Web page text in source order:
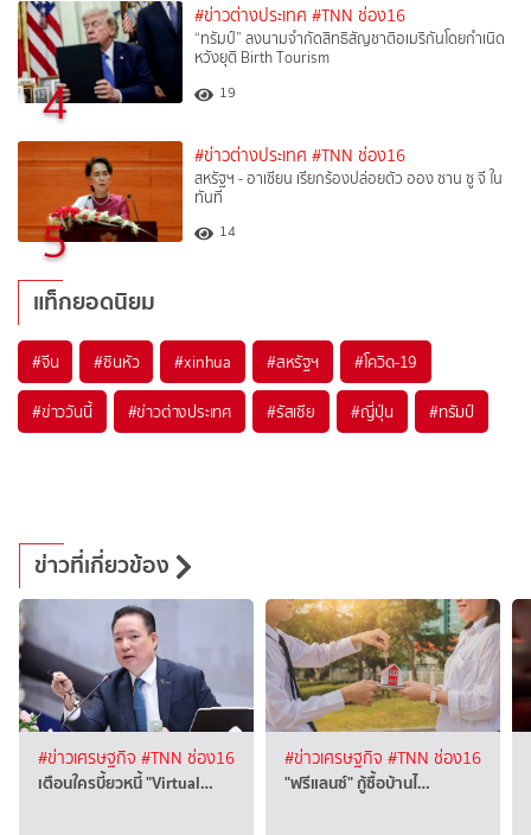
4
#ข่าวต่างประเทศ #TNN ช่อง16
“ทรัมป์” ลงนามจำกัดสิทธิสัญชาติอเมริกันโดยกำเนิด
หวังยุติ Birth Tourism
19
5
#ข่าวต่างประเทศ #TNN ช่อง16
สหรัฐฯ - อาเซียน เรียกร้องปล่อยตัว ออง ซาน ซู จี ใน
ทันที
14
แท็กยอดนิยม
#จีน #ซินหัว #xinhua #สหรัฐฯ #โควิด-19
#ข่าววันนี้ #ข่าวต่างประเทศ #รัสเซีย #ญี่ปุ่น #ทรัมป์
ข่าวที่เกี่ยวข้อง
#ข่าวเศรษฐกิจ #TNN ช่อง16
เตือนใครบี้ยวหนี้ "Virtual…
#ข่าวเศรษฐกิจ #TNN ช่อง16
"ฟรีแลนซ์" กู้ซื้อบ้านไ…